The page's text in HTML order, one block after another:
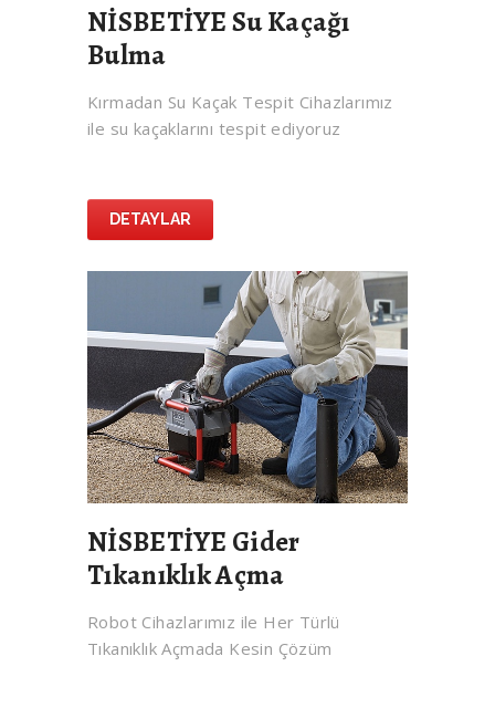
NİSBETİYE Su Kaçağı
Bulma
Kırmadan Su Kaçak Tespit Cihazlarımız
ile su kaçaklarını tespit ediyoruz
DETAYLAR
NİSBETİYE Gider
Tıkanıklık Açma
Robot Cihazlarımız ile Her Türlü
Tıkanıklık Açmada Kesin Çözüm